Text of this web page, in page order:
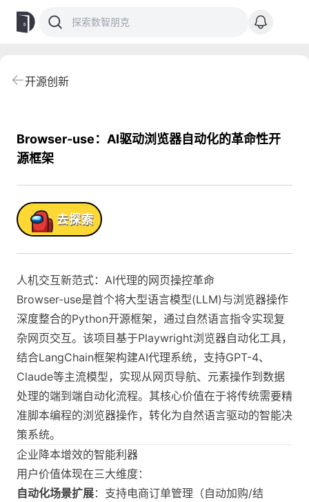
开源创新
Browser-use：AI驱动浏览器自动化的革命性开
源框架
! 去探索
人机交互新范式：AI代理的网页操控革命
Browser-use是首个将大型语言模型(LLM)与浏览器操作
深度整合的Python开源框架，通过自然语言指令实现复
杂网页交互。该项目基于Playwright浏览器自动化工具，
结合LangChain框架构建AI代理系统，支持GPT-4、
Claude等主流模型，实现从网页导航、元素操作到数据
处理的端到端自动化流程。其核心价值在于将传统需要精
准脚本编程的浏览器操作，转化为自然语言驱动的智能决
策系统。
企业降本增效的智能利器
用户价值体现在三大维度：
自动化场景扩展：支持电商订单管理（自动加购/结